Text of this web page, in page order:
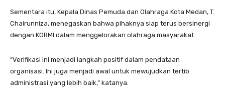
Sementara itu, Kepala Dinas Pemuda dan Olahraga Kota Medan, T.
Chairunniza, menegaskan bahwa pihaknya siap terus bersinergi
dengan KORMI dalam menggelorakan olahraga masyarakat.
“Verifikasi ini menjadi langkah positif dalam pendataan
organisasi. Ini juga menjadi awal untuk mewujudkan tertib
administrasi yang lebih baik,” katanya.